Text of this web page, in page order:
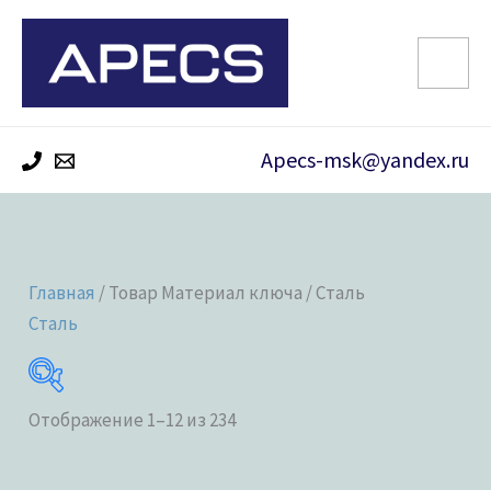
Перейти
содержимому
Apecs-msk@yandex.ru
Главная / Товар Материал ключа / Сталь
Сталь
Отображение 1–12 из 234